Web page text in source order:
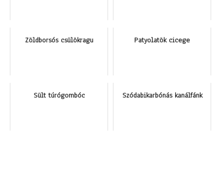
Zöldborsós csülökragu Patyolatök cicege
Sült túrógombóc Szódabikarbónás kanálfánk